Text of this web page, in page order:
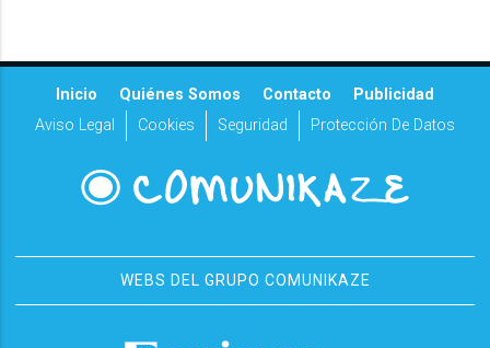
Inicio Quiénes Somos Contacto
Publicidad
Aviso Legal
Cookies Seguridad Protección De Datos
WEBS DEL GRUPO COMUNIKAZE